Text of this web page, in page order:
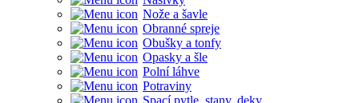
Nože a šavle
Obranné spreje
Obušky a tonfy
Opasky a šle
Polní láhve
Potraviny
Spací pytle, stany, deky